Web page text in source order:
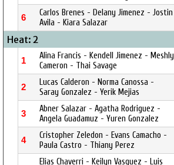
6
Carlos Brenes - Delany Jimenez - Jostin
Avila - Kiara Salazar
Heat: 2
1
Alina Francis - Kendell Jimenez - Meshly
Cameron - Thai Savage
2
Lucas Calderon - Norma Canossa -
Saray Gonzalez - Yerik Mejias
3
Abner Salazar - Agatha Rodriguez -
Angela Guadamuz - Yuren Gonzalez
4
Cristopher Zeledon - Evans Camacho -
Paula Castro - Thiany Perez
Elias Chaverri - Keilyn Vasquez - Luis